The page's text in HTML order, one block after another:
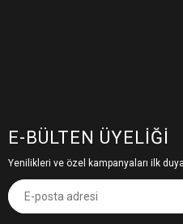
E-BÜLTEN ÜYELIĞI
Yenilikleri ve özel kampanyaları ilk